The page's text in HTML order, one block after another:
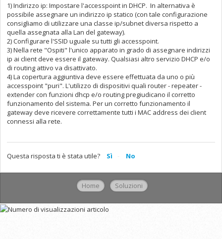
1) Indirizzo ip: Impostare l'accesspoint in DHCP. In alternativa è
possibile assegnare un indirizzo ip statico (con tale configurazione
consigliamo di utilizzare una classe ip/subnet diversa rispetto a
quella assegnata alla Lan del gateway).
2) Configurare l'SSID uguale su tutti gli accesspoint.
3) Nella rete "Ospiti" l'unico apparato in grado di assegnare indirizzi
ip ai client deve essere il gateway. Qualsiasi altro servizio DHCP e/o
di routing attivo va disattivato.
4) La copertura aggiuntiva deve essere effettuata da uno o più
accesspoint "puri". L'utilizzo di dispositivi quali router - repeater -
extender con funzioni dhcp e/o routing pregiudicano il corretto
funzionamento del sistema. Per un corretto funzionamento il
gateway deve ricevere correttamente tutti i MAC address dei client
connessi alla rete.
Questa risposta ti è stata utile? Sì No
Home Soluzioni